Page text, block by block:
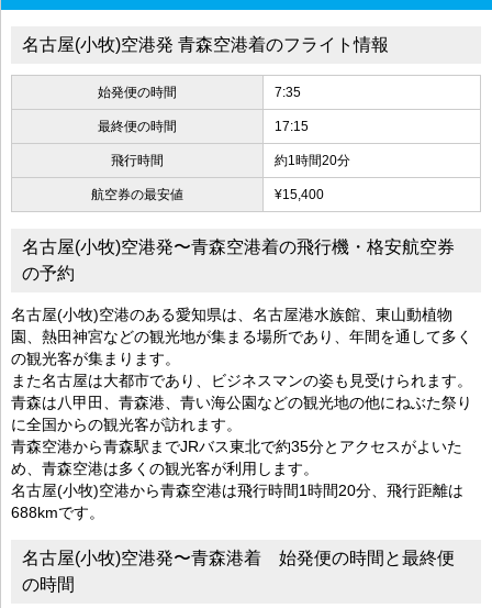
名古屋(小牧)空港発 青森空港着のフライト情報
始発便の時間 7:35
最終便の時間 17:15
飛行時間 約1時間20分
航空券の最安値 ¥15,400
名古屋(小牧)空港発〜青森空港着の飛行機・格安航空券
の予約
名古屋(小牧)空港のある愛知県は、名古屋港水族館、東山動植物
園、熱田神宮などの観光地が集まる場所であり、年間を通して多く
の観光客が集まります。
また名古屋は大都市であり、ビジネスマンの姿も見受けられます。
青森は八甲田、青森港、青い海公園などの観光地の他にねぶた祭り
に全国からの観光客が訪れます。
青森空港から青森駅までJRバス東北で約35分とアクセスがよいた
め、青森空港は多くの観光客が利用します。
名古屋(小牧)空港から青森空港は飛行時間1時間20分、飛行距離は
688kmです。
名古屋(小牧)空港発〜青森港着 始発便の時間と最終便
の時間